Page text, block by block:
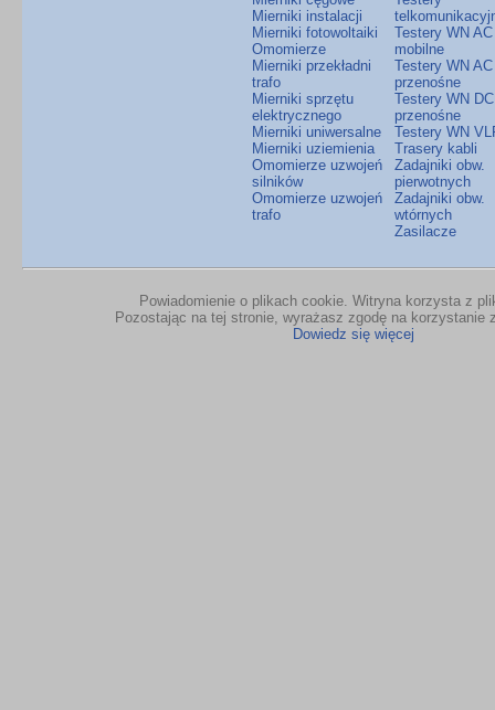
Mierniki instalacji
Mierniki fotowoltaiki
Omomierze
Mierniki przekładni
trafo
Mierniki sprzętu
elektrycznego
Mierniki uniwersalne
Mierniki uziemienia
Omomierze uzwojeń
silników
Omomierze uzwojeń
trafo
Testery WN AC
mobilne
Testery WN AC
przenośne
Testery WN DC
przenośne
Testery WN
Trasery kabli
Zadajniki obw.
pierwotnych
Zadajniki obw.
wtórnych
Zasilacze
Powiadomienie o plikach cookie. Witryna korzysta z
Pozostając na tej stronie, wyrażasz zgodę na korzystanie
Dowiedz się więcej